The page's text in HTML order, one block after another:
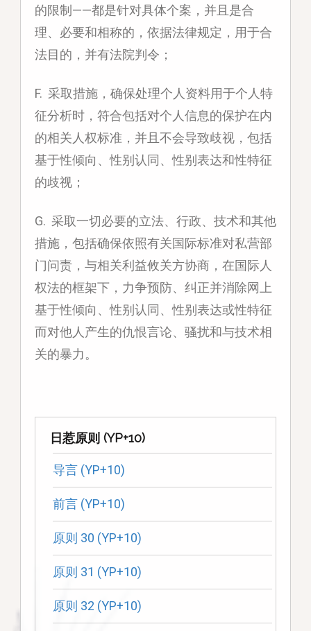
的限制——都是针对具体个案，并且是合
理、必要和相称的，依据法律规定，用于合
法目的，并有法院判令；
F. 采取措施，确保处理个人资料用于个人特
征分析时，符合包括对个人信息的保护在内
的相关人权标准，并且不会导致歧视，包括
基于性倾向、性别认同、性别表达和性特征
的歧视；
G. 采取一切必要的立法、行政、技术和其他
措施，包括确保依照有关国际标准对私营部
门问责，与相关利益攸关方协商，在国际人
权法的框架下，力争预防、纠正并消除网上
基于性倾向、性别认同、性别表达或性特征
而对他人产生的仇恨言论、骚扰和与技术相
关的暴力。
日惹原则 (YP+10)
导言 (YP+10)
前言 (YP+10)
原则 30 (YP+10)
原则 31 (YP+10)
原则 32 (YP+10)